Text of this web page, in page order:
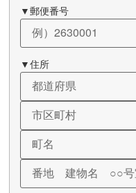
▼郵便番号
▼住所